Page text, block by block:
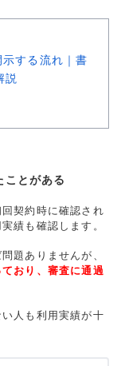
する流れ｜書
説
ことがある
契約時に確認され
績も確認します。
題ありませんが、
おり、審査に通過
人も利用実績が十